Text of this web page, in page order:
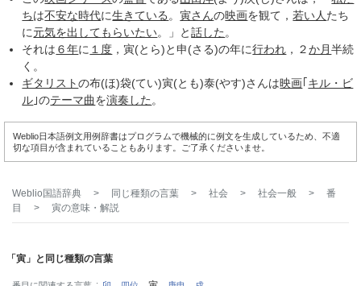
ちは不安な時代に生きている 。 寅さんの映画を観て，若い人 たち
に元気を出してもらいたい。」と話した 。
それは ６年に １度 ，寅(とら)と申(さる)の年に行われ ，２か月半続
く。
ギタリストの布(ほ)袋(てい)寅(とも)泰(やす)さんは映画 キル・ビ
ル ｣のテーマ曲を演奏した 。
Weblio日本語例文用例辞書はプログラムで機械的に例文を生成しているため、不適
切な項目が含まれていることもあります。ご了承くださいませ。
Weblio国語辞典 > 同じ種類の言葉 > 社会 > 社会一般 >
番
目
> 寅の意味・解説
「寅」と同じ種類の言葉